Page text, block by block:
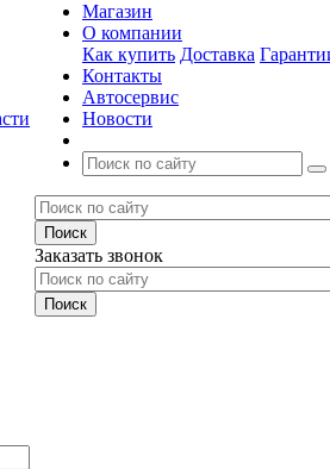
Магазин
О компании
Как купить Доставка
Контакты
Автосервис
Новости
Заказать звонок